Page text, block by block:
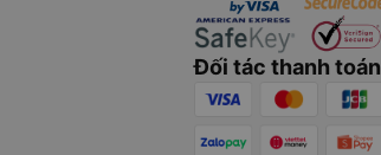
Đối tác thanh toán